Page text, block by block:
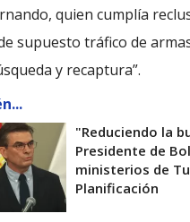
quien cumplía
supuesto tráfico de
y recaptura”.
"Reduciendo la
Presidente de
ministerios de
Planificación